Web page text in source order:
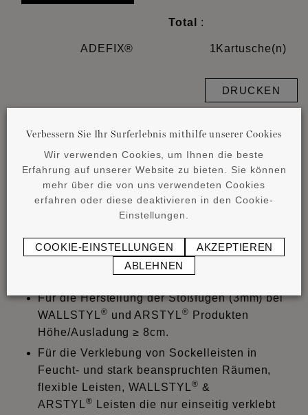
Total :
ADEFIX® 1 Kartusche(n)
DRUCKEN
Wichtiger Hinweis:Der Kleberverbrauch ist
abhängig vom Format der Leiste und der
Beschaffenheit des Untergrundes. Genaue
Klebermenge durch Probeauftrag am Objekt
ermitteln. Bitte immer Datenblatt und die
Verarbeitungsanleitung entsprechend unserem
Handbuch beachten.
Für die Herstellung der Stoßfugen (3mm) bei
WALLSTYL® und ARSTYL®
Produkten
Höhe/Ausladung ≥ 8cm.
Für die Verklebung von Sockelleisten in
Feucht- und stark beanspruchten Räumen,
flexible Leisten, WALLSTYL® &
ARSTYL®
Leisten die nur einseitig verklebt
Verbessern Sie Ihr Surferlebnis mithilfe unserer Cookies
Wir verwenden Cookies, um Ihnen die beste
Erfahrung auf unserer Website zu bieten. Sie können
mehr über die von uns verwendeten Cookies
erfahren oder diese deaktivieren in den Cookie-
Einstellungen.
COOKIE-EINSTELLUNGEN
AKZEPTIEREN
ABLEHNEN